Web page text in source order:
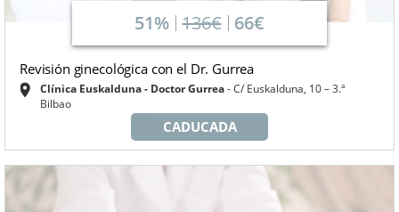
51% 136€ 66€
Revisión ginecológica con el Dr. Gurrea
Clínica Euskalduna - Doctor Gurrea C/ Euskalduna, 10 – 3.ª
Bilbao
CADUCADA